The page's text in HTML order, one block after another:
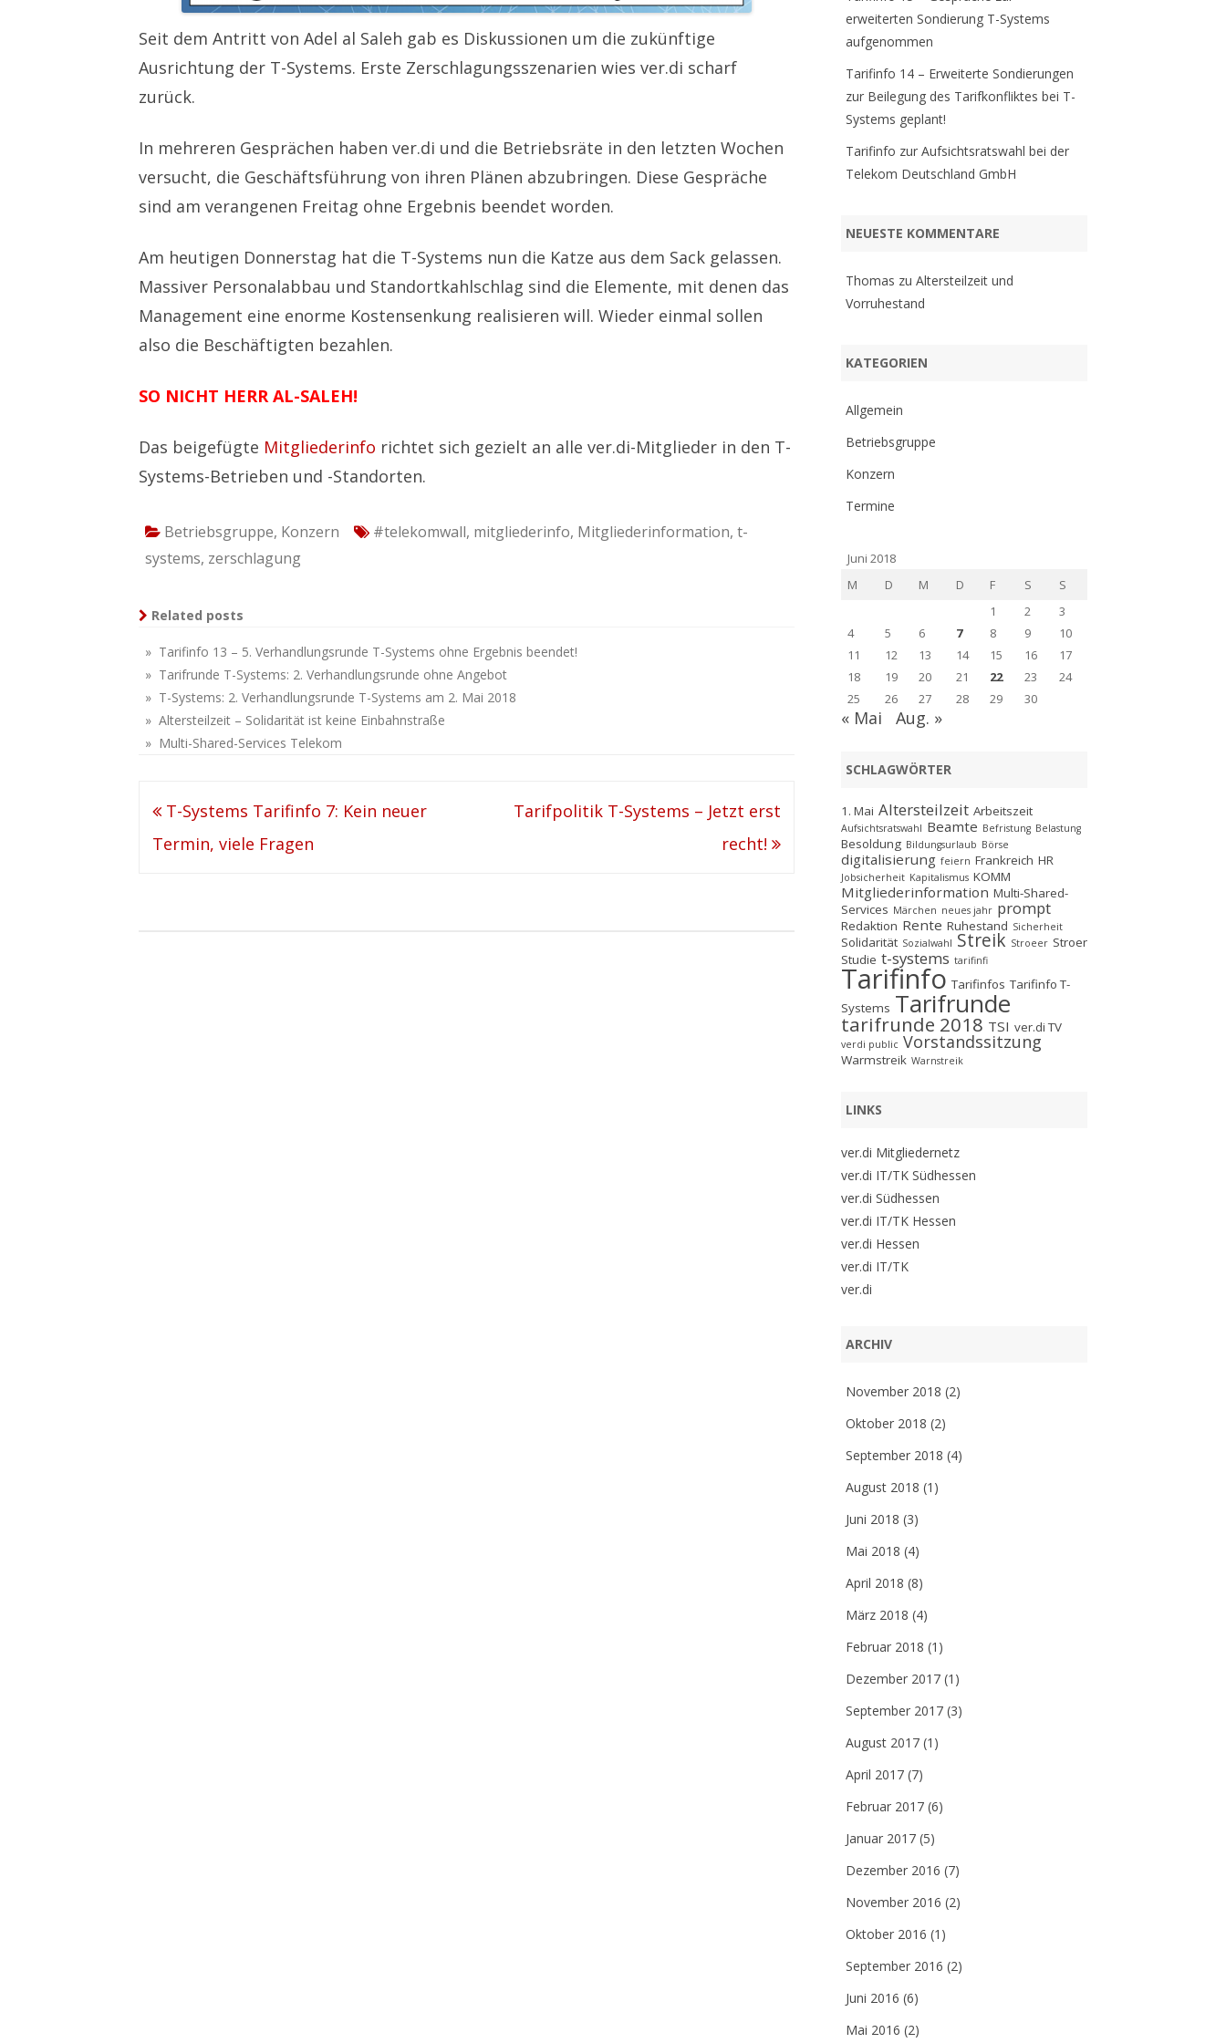
Seit dem Antritt von Adel al Saleh gab es Diskussionen um die zukünftige
Ausrichtung der T-Systems. Erste Zerschlagungsszenarien wies ver.di scharf
zurück.
In mehreren Gesprächen haben ver.di und die Betriebsräte in den letzten Wochen
versucht, die Geschäftsführung von ihren Plänen abzubringen. Diese Gespräche
sind am verangenen Freitag ohne Ergebnis beendet worden.
Am heutigen Donnerstag hat die T-Systems nun die Katze aus dem Sack gelassen.
Massiver Personalabbau und Standortkahlschlag sind die Elemente, mit denen das
Management eine enorme Kostensenkung realisieren will. Wieder einmal sollen
also die Beschäftigten bezahlen.
SO NICHT HERR AL-SALEH!
Das beigefügte Mitgliederinfo richtet sich gezielt an alle ver.di-Mitglieder in den T-
Systems-Betrieben und -Standorten.
Betriebsgruppe, Konzern #telekomwall, mitgliederinfo, Mitgliederinformation, t-
systems, zerschlagung
Related posts
» Tarifinfo 13 – 5. Verhandlungsrunde T-Systems ohne Ergebnis beendet!
» Tarifrunde T-Systems: 2. Verhandlungsrunde ohne Angebot
» T-Systems: 2. Verhandlungsrunde T-Systems am 2. Mai 2018
» Altersteilzeit – Solidarität ist keine Einbahnstraße
» Multi-Shared-Services Telekom
Beitragsnavigation
T-Systems Tarifinfo 7: Kein neuer
Termin, viele Fragen
Tarifpolitik T-Systems – Jetzt erst
recht!
erweiterten Sondierung T-Systems
aufgenommen
Tarifinfo 14 – Erweiterte Sondierungen
zur Beilegung des Tarifkonfliktes bei T-
Systems geplant!
Tarifinfo zur Aufsichtsratswahl bei der
Telekom Deutschland GmbH
NEUESTE KOMMENTARE
Thomas zu Altersteilzeit und
Vorruhestand
KATEGORIEN
Allgemein
Betriebsgruppe
Konzern
Termine
Juni 2018
M
D M D F S
S
1
2
3
4
5 6 7 8 9
10
11
12 13 14 15 16
17
18
19 20 21 22 23
24
25
26 27 28 29 30
« Mai Aug. »
SCHLAGWÖRTER
1. Mai Altersteilzeit Arbeitszeit
Aufsichtsratswahl Beamte Befristung Belastung
Besoldung Bildungsurlaub Börse
digitalisierung feiern Frankreich HR
Jobsicherheit Kapitalismus KOMM
Mitgliederinformation Multi-Shared-
Services Märchen neues jahr prompt
Redaktion Rente Ruhestand Sicherheit
Solidarität Sozialwahl Streik Stroeer Stroer
Studie t-systems tarifinfi
Tarifinfo Tarifinfos Tarifinfo T-
Systems Tarifrunde
tarifrunde 2018 TSI ver.di TV
verdi public Vorstandssitzung
Warmstreik Warnstreik
LINKS
ver.di Mitgliedernetz
ver.di IT/TK Südhessen
ver.di Südhessen
ver.di IT/TK Hessen
ver.di Hessen
ver.di IT/TK
ver.di
ARCHIV
November 2018 (2)
Oktober 2018 (2)
September 2018 (4)
August 2018 (1)
Juni 2018 (3)
Mai 2018 (4)
April 2018 (8)
März 2018 (4)
Februar 2018 (1)
Dezember 2017(1)
September 2017(3)
August 2017(1)
April 2017(7)
Februar 2017(6)
Januar 2017(5)
Dezember 2016 (7)
November 2016 (2)
Oktober 2016 (1)
September 2016 (2)
Juni 2016 (6)
Mai 2016 (2)